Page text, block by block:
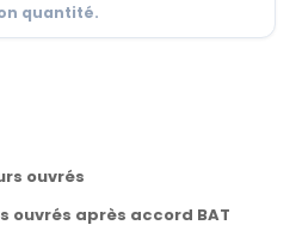
quantité.
ouvrés
ouvrés après accord BAT